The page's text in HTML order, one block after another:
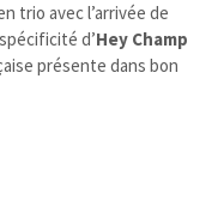
trio avec l’arrivée de
d’Hey Champ
présente dans bon